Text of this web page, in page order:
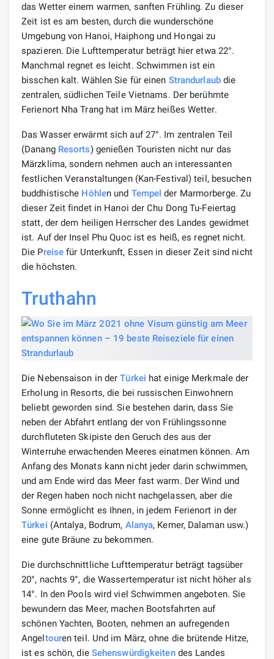
das Wetter einem warmen, sanften Frühling. Zu dieser
Zeit ist es am besten, durch die wunderschöne
Umgebung von Hanoi, Haiphong und Hongai zu
spazieren. Die Lufttemperatur beträgt hier etwa 22°.
Manchmal regnet es leicht. Schwimmen ist ein
bisschen kalt. Wählen Sie für einen Strandurlaubdie
zentralen, südlichen Teile Vietnams. Der berühmte
Ferienort Nha Trang hat im März heißes Wetter.
Das Wasser erwärmt sich auf 27°. Im zentralen Teil
(Danang Resorts) genießen Touristen nicht nur das
Märzklima, sondern nehmen auch an interessanten
festlichen Veranstaltungen (Kan-Festival) teil, besuchen
buddhistische Höhlen und Tempel der Marmorberge. Zu
dieser Zeit findet in Hanoi der Chu Dong Tu-Feiertag
statt, der dem heiligen Herrscher des Landes gewidmet
ist. Auf der Insel Phu Quoc ist es heiß, es regnet nicht.
Die Preise für Unterkunft, Essen in dieser Zeit sind nicht
die höchsten.
Truthahn
Die Nebensaison in derTürkei hat einige Merkmale der
Erholung in Resorts, die bei russischen Einwohnern
beliebt geworden sind. Sie bestehen darin, dass Sie
neben der Abfahrt entlang der von Frühlingssonne
durchfluteten Skipiste den Geruch des aus der
Winterruhe erwachenden Meeres einatmen können. Am
Anfang des Monats kann nicht jeder darin schwimmen,
und am Ende wird das Meer fast warm. Der Wind und
der Regen haben noch nicht nachgelassen, aber die
Sonne ermöglicht es Ihnen, in jedem Ferienort in der
Türkei (Antalya, Bodrum, Alanya, Kemer, Dalaman usw.)
eine gute Bräune zu bekommen.
Die durchschnittliche Lufttemperatur beträgt tagsüber
20°, nachts 9°, die Wassertemperatur ist nicht höher als
14°. In den Pools wird viel Schwimmen angeboten. Sie
bewundern das Meer, machen Bootsfahrten auf
schönen Yachten, Booten, nehmen an aufregenden
Angeltouren teil. Und im März, ohne die brütende Hitze,
ist es schön, die Sehenswürdigkeitendes Landes